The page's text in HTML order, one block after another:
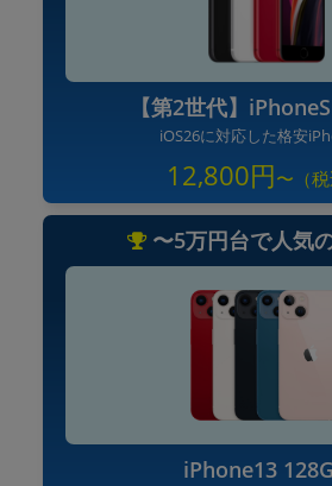
【第2世代】
iOS26に対応した格安
12,800円
〜5万円台で人気
iPhone13